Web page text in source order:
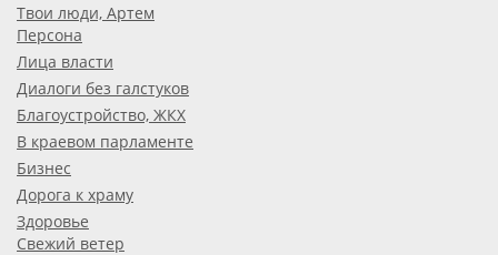
Твои люди, Артем
Персона
Лица власти
Диалоги без галстуков
Благоустройство, ЖКХ
В краевом парламенте
Бизнес
Дорога к храму
Здоровье
Свежий ветер